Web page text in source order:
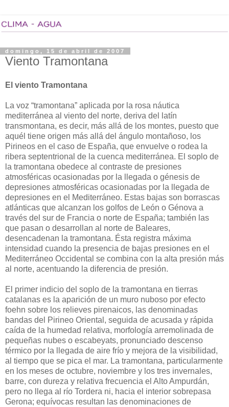
domingo, 15 de abril de 2007
Viento Tramontana
El viento Tramontana
La voz “tramontana” aplicada por la rosa náutica
mediterránea al viento del norte, deriva del latín
transmontana, es decir, más allá de los montes, puesto que
aquél tiene origen más allá del ángulo montañoso, los
Pirineos en el caso de España, que envuelve o rodea la
ribera septentrional de la cuenca mediterránea. El soplo de
la tramontana obedece al contraste de presiones
atmosféricas ocasionadas por la llegada o génesis de
depresiones atmosféricas ocasionadas por la llegada de
depresiones en el Mediterráneo. Estas bajas son borrascas
atlánticas que alcanzan los golfos de León o Génova a
través del sur de Francia o norte de España; también las
que pasan o desarrollan al norte de Baleares,
desencadenan la tramontana. Ésta registra máxima
intensidad cuando la presencia de bajas presiones en el
Mediterráneo Occidental se combina con la alta presión más
al norte, acentuando la diferencia de presión.
El primer indicio del soplo de la tramontana en tierras
catalanas es la aparición de un muro nuboso por efecto
foehn sobre los relieves pirenaicos, las denominadas
bandas del Pirineo Oriental, seguida de acusada y rápida
caída de la humedad relativa, morfología arremolinada de
pequeñas nubes o escabeyats, pronunciado descenso
térmico por la llegada de aire frío y mejora de la visibilidad,
al tiempo que se pica el mar. La tramontana, particularmente
en los meses de octubre, noviembre y los tres invernales,
barre, con dureza y relativa frecuencia el Alto Ampurdán,
pero no llega al río Tordera ni, hacia el interior sobrepasa
Gerona; equívocas resultan las denominaciones de